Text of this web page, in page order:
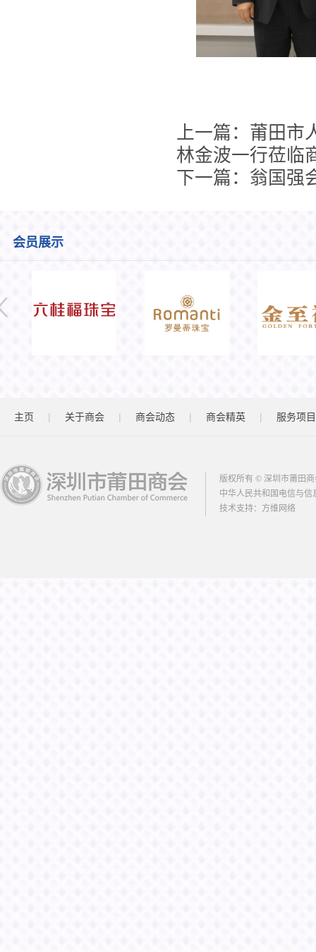
上一篇：莆田市
林金波一行莅临
下一篇：翁国强
会员展示
主页 | 关于商会 | 商会动态 | 商会精英 | 服务项目
版权所有 © 深圳市莆田商
中华人民共和国电信与
技术支持： 方维网络